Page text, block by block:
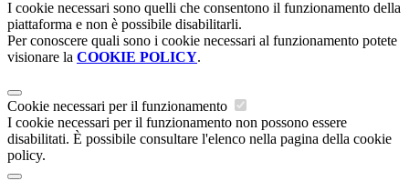
I cookie necessari sono quelli che consentono il funzionamento della
piattaforma e non è possibile disabilitarli.
Per conoscere quali sono i cookie necessari al funzionamento potete
visionare la COOKIE POLICY.
Cookie necessari per il funzionamento
I cookie necessari per il funzionamento non possono essere
disabilitati. È possibile consultare l'elenco nella pagina della cookie
policy.